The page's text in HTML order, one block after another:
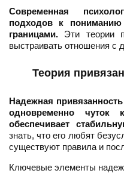
Современная
подходов к
границами. Эти теории
выстраивать отношения с
Теория
Надежная
одновременно чуток
обеспечивает
знать, что его любят
существуют правила и
Ключевые элементы